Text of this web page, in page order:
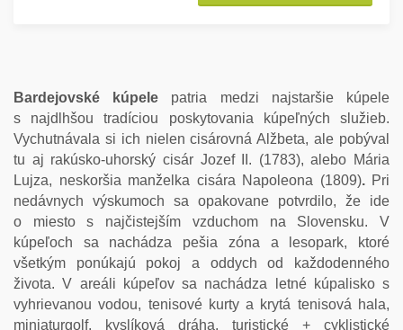
Bardejovské kúpele patria medzi najstaršie kúpele
s najdlhšou tradíciou poskytovania kúpeľných služieb.
Vychutnávala si ich nielen cisárovná Alžbeta, ale pobýval
tu aj rakúsko-uhorský cisár Jozef II. (1783), alebo Mária
Lujza, neskoršia manželka cisára Napoleona (1809). Pri
nedávnych výskumoch sa opakovane potvrdilo, že ide
o miesto s najčistejším vzduchom na Slovensku. V
kúpeľoch sa nachádza pešia zóna a lesopark, ktoré
všetkým ponúkajú pokoj a oddych od každodenného
života. V areáli kúpeľov sa nachádza letné kúpalisko s
vyhrievanou vodou, tenisové kurty a krytá tenisová hala,
miniaturgolf, kyslíková dráha, turistické + cyklistické